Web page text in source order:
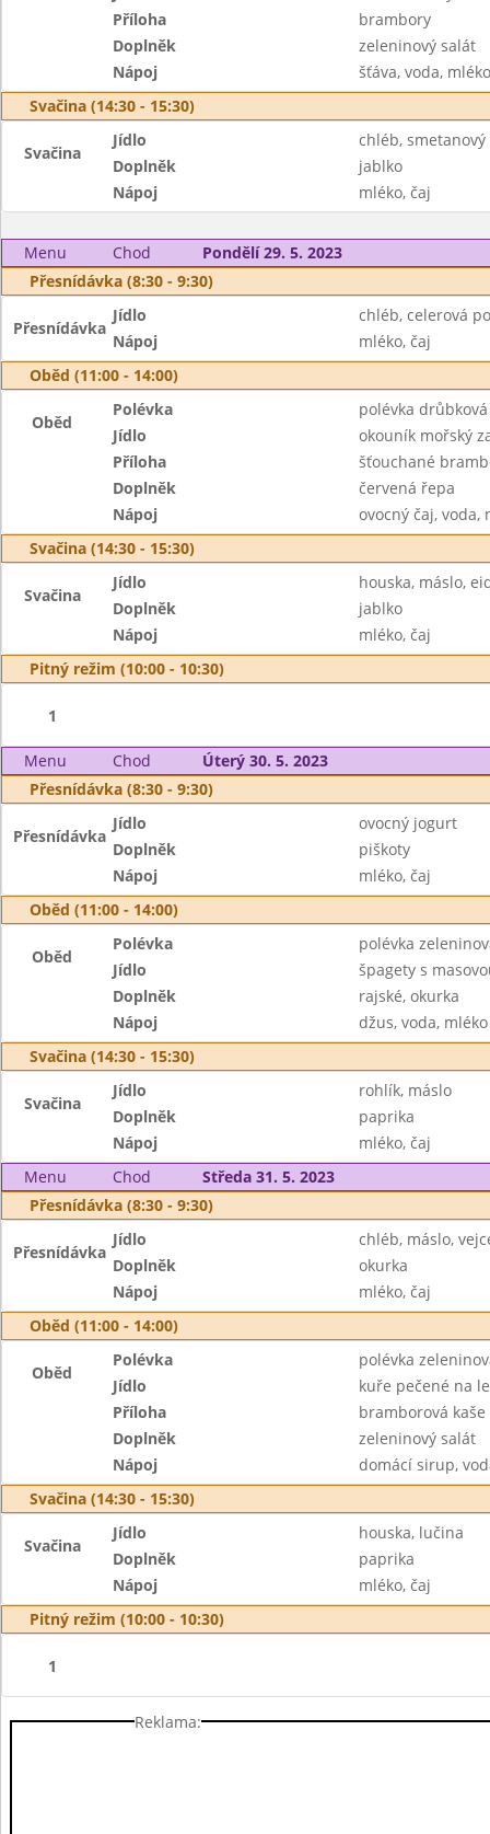
Příloha
brambory
Doplněk
zeleninový salát
Nápoj
šťáva, voda, mléko
Svačina (14:30 - 15:30)
Svačina
Jídlo
chléb, smetanový
Doplněk
jablko
Nápoj
mléko, čaj
Menu Chod
Pondělí 29. 5. 2023
Přesnídávka (8:30 - 9:30)
Přesnídávka
Jídlo
chléb, celerová
Nápoj
mléko, čaj
Oběd (11:00 - 14:00)
Oběd
Polévka
polévka
Jídlo
okouník mořský
Příloha
šťouchané
Doplněk
červená řepa
Nápoj
ovocný čaj, voda,
Svačina (14:30 - 15:30)
Svačina
Jídlo
houska, máslo,
Doplněk
jablko
Nápoj
mléko, čaj
Pitný režim (10:00 - 10:30)
1
Menu Chod
Úterý 30. 5. 2023
Přesnídávka (8:30 - 9:30)
Přesnídávka
Jídlo
ovocný jogurt
Doplněk
piškoty
Nápoj
mléko, čaj
Oběd (11:00 - 14:00)
Oběd
Polévka
polévka
Jídlo
špagety s
Doplněk
rajské, okurka
Nápoj
džus, voda, mléko
Svačina (14:30 - 15:30)
Svačina
Jídlo
rohlík, máslo
Doplněk
paprika
Nápoj
mléko, čaj
Menu
Chod
Středa 31. 5. 2023
Přesnídávka (8:30 - 9:30)
Přesnídávka
Jídlo
chléb, máslo,
Doplněk
okurka
Nápoj
mléko, čaj
Oběd (11:00 - 14:00)
Oběd
Polévka
polévka
Jídlo
kuře pečené na
Příloha
bramborová kaše
Doplněk
zeleninový salát
Nápoj
domácí sirup,
Svačina (14:30 - 15:30)
Svačina
Jídlo
houska, lučina
Doplněk
paprika
Nápoj
mléko, čaj
Pitný režim (10:00 - 10:30)
1
Reklama: